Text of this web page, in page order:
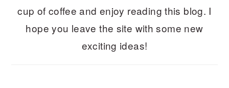
cup of coffee and enjoy reading this blog. I
hope you leave the site with some new
exciting ideas!